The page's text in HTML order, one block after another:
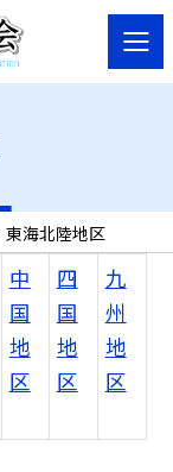
東海北陸地区
中
国
地
区
四
国
地
区
九
州
地
区